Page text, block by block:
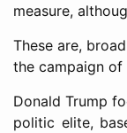
measure,
These are,
the campaign of
Donald Trump
politic elite,